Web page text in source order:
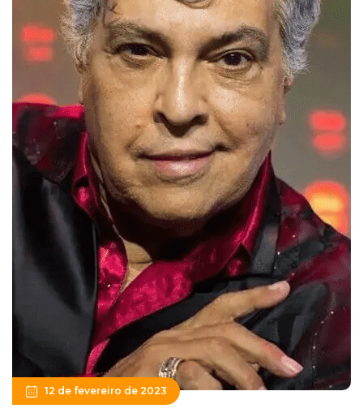
12 de fevereiro de 2023